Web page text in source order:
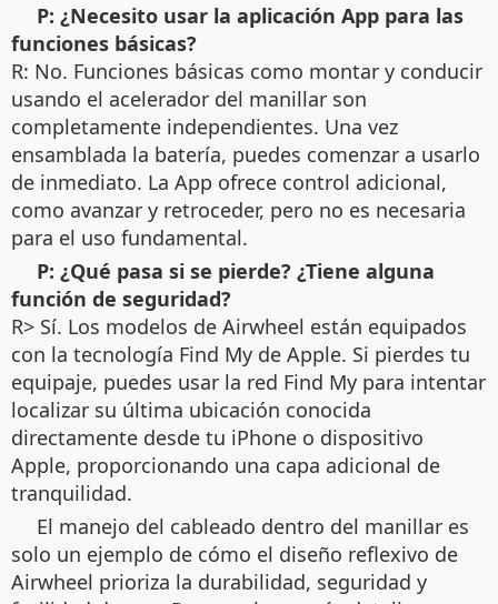
P: ¿Necesito usar la aplicación App para las
funciones básicas?
R: No. Funciones básicas como montar y conducir
usando el acelerador del manillar son
completamente independientes. Una vez
ensamblada la batería, puedes comenzar a usarlo
de inmediato. La App ofrece control adicional,
como avanzar y retroceder, pero no es necesaria
para el uso fundamental.
P: ¿Qué pasa si se pierde? ¿Tiene alguna
función de seguridad?
R> Sí. Los modelos de Airwheel están equipados
con la tecnología Find My de Apple. Si pierdes tu
equipaje, puedes usar la red Find My para intentar
localizar su última ubicación conocida
directamente desde tu iPhone o dispositivo
Apple, proporcionando una capa adicional de
tranquilidad.
El manejo del cableado dentro del manillar es
solo un ejemplo de cómo el diseño reflexivo de
Airwheel prioriza la durabilidad, seguridad y